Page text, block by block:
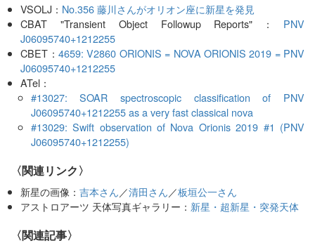
VSOLJ： No.356 藤川さんがオリオン座に新星を発見
CBAT "Transient Object Followup Reports"： PNV
J06095740+1212255
CBET：4659: V2860 ORIONIS = NOVA ORIONIS 2019 = PNV
J06095740+1212255
ATel：
#13027: SOAR spectroscopic classification of PNV
J06095740+1212255 as a very fast classical nova
#13029: Swift observation of Nova Orionis 2019 #1 (PNV
J06095740+1212255)
〈関連リンク〉
新星の画像：吉本さん／清田さん／板垣公一さん
アストロアーツ 天体写真ギャラリー： 新星・超新星・突発天体
関連記事